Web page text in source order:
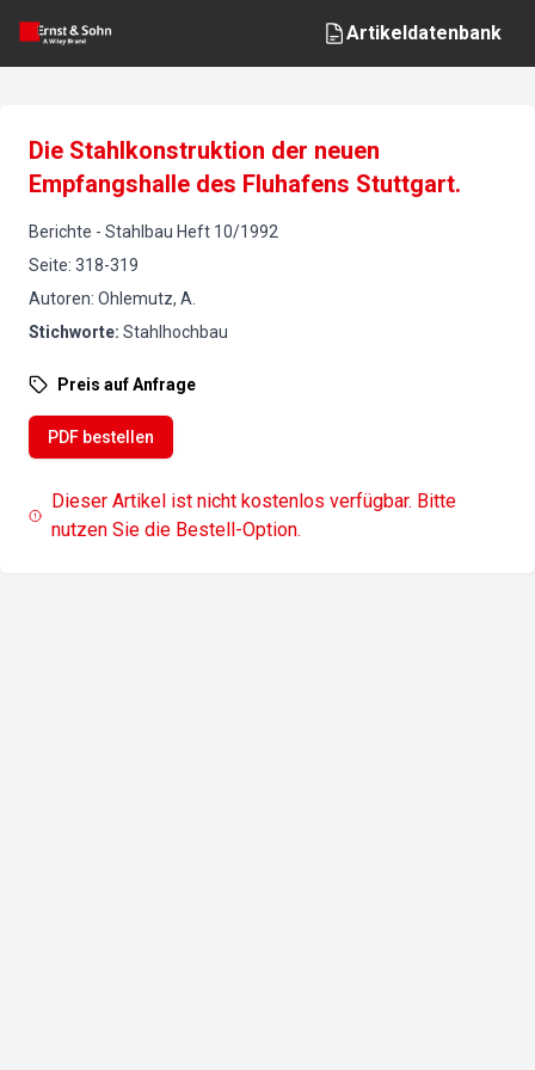
Artikeldatenbank
Die Stahlkonstruktion der neuen
Empfangshalle des Fluhafens Stuttgart.
Berichte - Stahlbau Heft 10/1992
Seite: 318-319
Autoren: Ohlemutz, A.
Stichworte: Stahlhochbau
Preis auf Anfrage
PDF bestellen
Dieser Artikel ist nicht kostenlos verfügbar. Bitte
nutzen Sie die Bestell-Option.